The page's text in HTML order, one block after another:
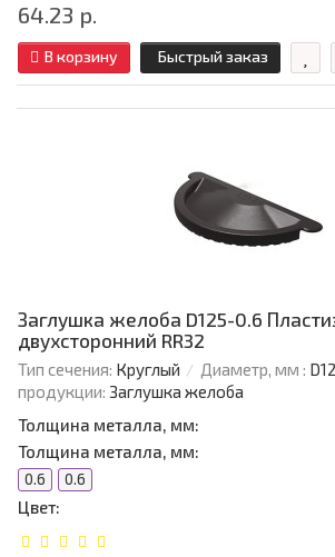
64.23 р.
В корзину Быстрый заказ
Заглушка желоба D125-0.6
двухсторонний RR32
Тип сечения: Круглый Диаметр, мм :
продукции: Заглушка желоба
Толщина металла, мм:
Толщина металла, мм:
0.6 0.6
Цвет: